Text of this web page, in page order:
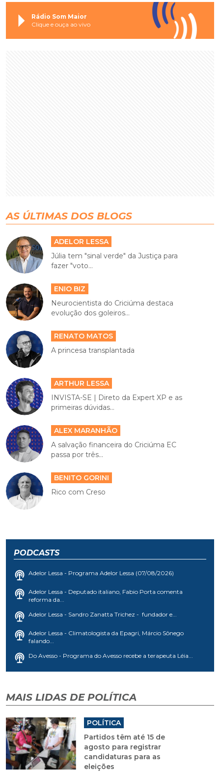
Rádio Som Maior
Clique e ouça ao vivo
AS ÚLTIMAS DOS BLOGS
ADELOR LESSA
Júlia tem "sinal verde" da Justiça para
fazer "voto...
ENIO BIZ
Neurocientista do Criciúma destaca
evolução dos goleiros...
RENATO MATOS
A princesa transplantada
ARTHUR LESSA
INVISTA-SE | Direto da Expert XP e as
primeiras dúvidas...
ALEX MARANHÃO
A salvação financeira do Criciúma EC
passa por três...
BENITO GORINI
Rico com Creso
PODCASTS
Adelor Lessa - Programa Adelor Lessa (07/08/2026)
Adelor Lessa - Deputado italiano, Fabio Porta comenta
reforma da...
Adelor Lessa - Sandro Zanatta Trichez - fundador e...
Adelor Lessa - Climatologista da Epagri, Márcio Sônego
falando...
Do Avesso - Programa do Avesso recebe a terapeuta Léia...
MAIS LIDAS DE POLÍTICA
POLÍTICA
Partidos têm até 15 de
agosto para registrar
candidaturas para as
eleições